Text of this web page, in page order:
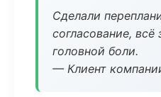
Сделали
согласование, всё
головной боли.
— Клиент